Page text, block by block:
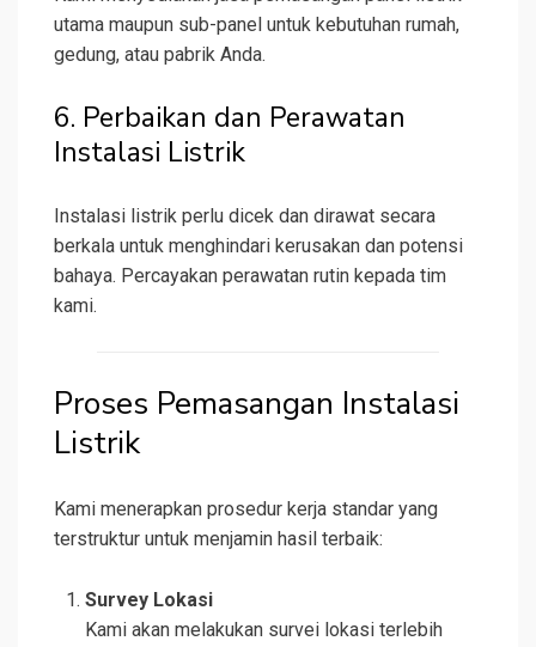
utama maupun sub-panel untuk kebutuhan rumah,
gedung, atau pabrik Anda.
6. Perbaikan dan Perawatan
Instalasi Listrik
Instalasi listrik perlu dicek dan dirawat secara
berkala untuk menghindari kerusakan dan potensi
bahaya. Percayakan perawatan rutin kepada tim
kami.
Proses Pemasangan Instalasi
Listrik
Kami menerapkan prosedur kerja standar yang
terstruktur untuk menjamin hasil terbaik:
Survey Lokasi
Kami akan melakukan survei lokasi terlebih